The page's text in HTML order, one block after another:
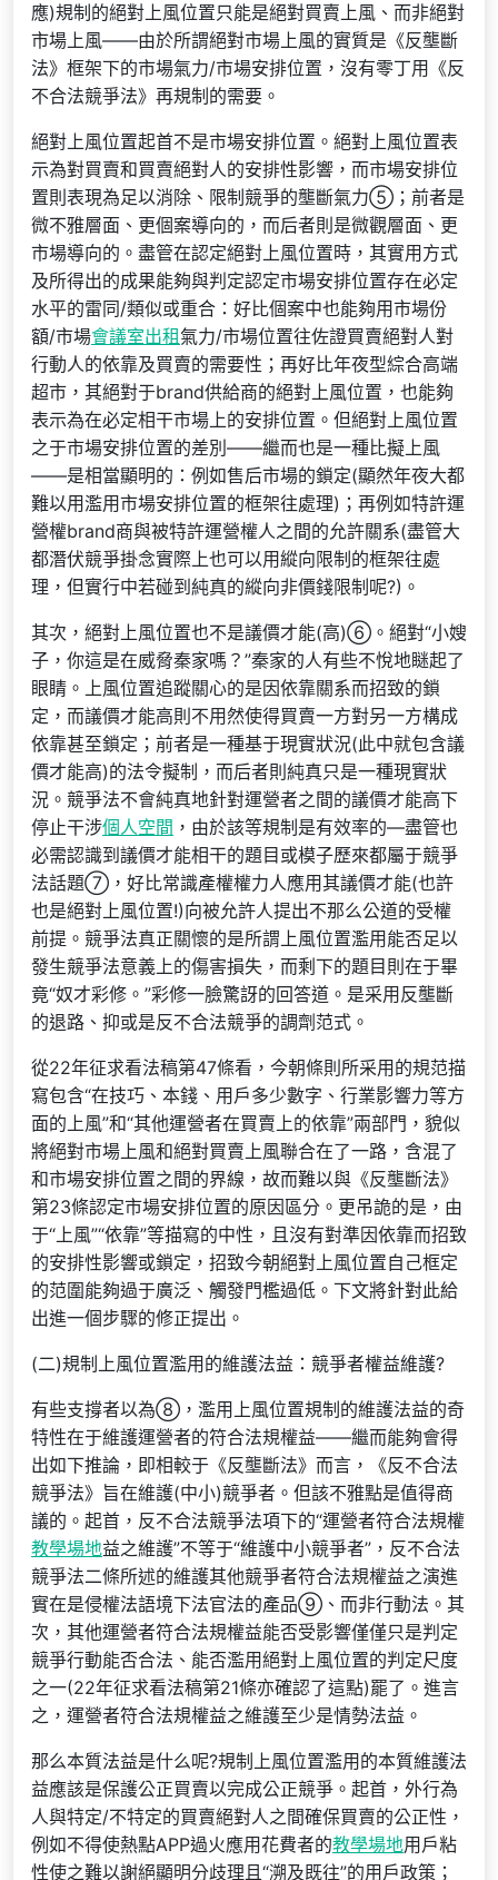
應)規制的絕對上風位置只能是絕對買賣上風、而非絕對
市場上風——由於所謂絕對市場上風的實質是《反壟斷
法》框架下的市場氣力/市場安排位置，沒有零丁用《反
不合法競爭法》再規制的需要。
絕對上風位置起首不是市場安排位置。絕對上風位置表
示為對買賣和買賣絕對人的安排性影響，而市場安排位
置則表現為足以消除、限制競爭的壟斷氣力⑤；前者是
微不雅層面、更個案導向的，而后者則是微觀層面、更
市場導向的。盡管在認定絕對上風位置時，其實用方式
及所得出的成果能夠與判定認定市場安排位置存在必定
水平的雷同/類似或重合：好比個案中也能夠用市場份
額/市場會議室出租氣力/市場位置往佐證買賣絕對人對
行動人的依靠及買賣的需要性；再好比年夜型綜合高端
超市，其絕對于brand供給商的絕對上風位置，也能夠
表示為在必定相干市場上的安排位置。但絕對上風位置
之于市場安排位置的差別——繼而也是一種比擬上風
——是相當顯明的：例如售后市場的鎖定(顯然年夜大都
難以用濫用市場安排位置的框架往處理)；再例如特許運
營權brand商與被特許運營權人之間的允許關系(盡管大
都潛伏競爭掛念實際上也可以用縱向限制的框架往處
理，但實行中若碰到純真的縱向非價錢限制呢?)。
其次，絕對上風位置也不是議價才能(高)⑥。絕對“小嫂
子，你這是在威脅秦家嗎？”秦家的人有些不悅地瞇起了
眼睛。上風位置追蹤關心的是因依靠關系而招致的鎖
定，而議價才能高則不用然使得買賣一方對另一方構成
依靠甚至鎖定；前者是一種基于現實狀況(此中就包含議
價才能高)的法令擬制，而后者則純真只是一種現實狀
況。競爭法不會純真地針對運營者之間的議價才能高下
停止干涉個人空間 ，由於該等規制是有效率的—盡管也
必需認識到議價才能相干的題目或模子歷來都屬于競爭
法話題⑦，好比常識產權權力人應用其議價才能(也許
也是絕對上風位置!)向被允許人提出不那么公道的受權
前提。競爭法真正關懷的是所謂上風位置濫用能否足以
發生競爭法意義上的傷害損失，而剩下的題目則在于畢
竟“奴才彩修。”彩修一臉驚訝的回答道。是采用反壟斷
的退路、抑或是反不合法競爭的調劑范式。
從22年征求看法稿第47條看，今朝條則所采用的規范描
寫包含“在技巧、本錢、用戶多少數字、行業影響力等方
面的上風”和“其他運營者在買賣上的依靠”兩部門，貌似
將絕對市場上風和絕對買賣上風聯合在了一路，含混了
和市場安排位置之間的界線，故而難以與《反壟斷法》
第23條認定市場安排位置的原因區分。更吊詭的是，由
于“上風”“依靠”等描寫的中性，且沒有對準因依靠而招致
的安排性影響或鎖定，招致今朝絕對上風位置自己框定
的范圍能夠過于廣泛、觸發門檻過低。下文將針對此給
出進一個步驟的修正提出。
(二)規制上風位置濫用的維護法益：競爭者權益維護?
有些支撐者以為⑧，濫用上風位置規制的維護法益的奇
特性在于維護運營者的符合法規權益——繼而能夠會得
出如下推論，即相較于《反壟斷法》而言，《反不合法
競爭法》旨在維護(中小)競爭者。但該不雅點是值得商
議的。起首，反不合法競爭法項下的“運營者符合法規權
教學場地益之維護”不等于“維護中小競爭者”，反不合法
競爭法二條所述的維護其他競爭者符合法規權益之演進
實在是侵權法語境下法官法的產品⑨、而非行動法。其
次，其他運營者符合法規權益能否受影響僅僅只是判定
競爭行動能否合法、能否濫用絕對上風位置的判定尺度
之一(22年征求看法稿第21條亦確認了這點)罷了。進言
之，運營者符合法規權益之維護至少是情勢法益。
那么本質法益是什么呢?規制上風位置濫用的本質維護法
益應該是保護公正買賣以完成公正競爭。起首，外行為
人與特定/不特定的買賣絕對人之間確保買賣的公正性，
例如不得使熱點APP過火應用花費者的教學場地用戶粘
性使之難以謝絕顯明分歧理且“溯及既往”的用戶政策；